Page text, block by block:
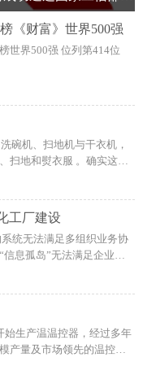
《财富》世界500强
世界500强 位列第414位
碗机、扫地机与干衣机，
扫地和熨衣服 。确实这些
省了家务时间，更有效
工厂建设
统无法满足多组织业务协
息孤岛”无法满足企业的
察，最终确定采用U9cloud
始生产温温控器，经过多年
产量及市场领先的温控器